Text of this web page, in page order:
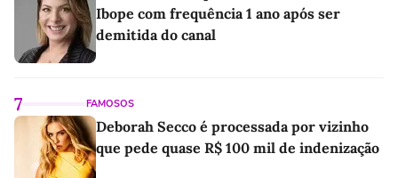
Ibope com frequência 1 ano após ser
demitida do canal
7 FAMOSOS
Deborah Secco é processada por vizinho
que pede quase R$ 100 mil de indenização